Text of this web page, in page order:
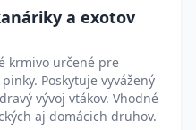
a exotov
krmivo určené pre
Poskytuje vyvážený
vývoj vtákov. Vhodné
aj domácich druhov.